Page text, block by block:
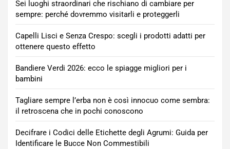
Sei luoghi straordinari che rischiano di cambiare per
sempre: perché dovremmo visitarli e proteggerli
Capelli Lisci e Senza Crespo: scegli i prodotti adatti per
ottenere questo effetto
Bandiere Verdi 2026: ecco le spiagge migliori per i
bambini
Tagliare sempre l’erba non è così innocuo come sembra:
il retroscena che in pochi conoscono
Decifrare i Codici delle Etichette degli Agrumi: Guida per
Identificare le Bucce Non Commestibili